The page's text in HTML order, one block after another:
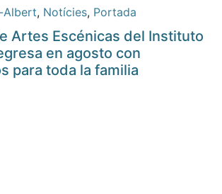
Albert, Notícies, Portada
Artes Escénicas del Instituto
en agosto con
para toda la familia